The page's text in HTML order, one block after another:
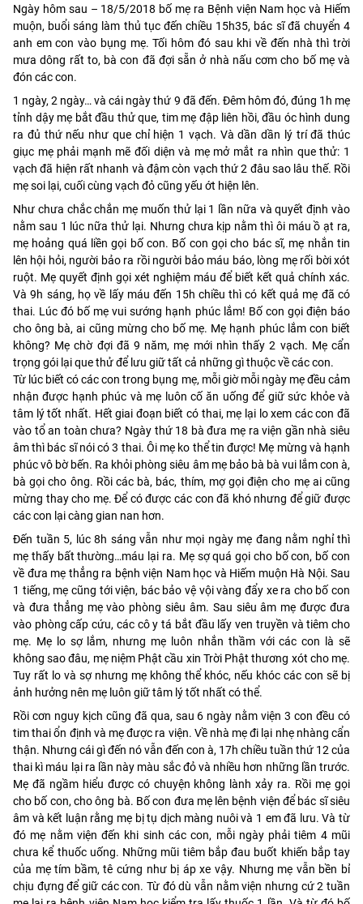
Ngày hôm sau – 18/5/2018 bố mẹ ra Bệnh viện Nam học và Hiếm
muộn, buổi sáng làm thủ tục đến chiều 15h35, bác sĩ đã chuyển 4
anh em con vào bụng mẹ. Tối hôm đó sau khi về đến nhà thì trời
mưa dông rất to, bà con đã đợi sẵn ở nhà nấu cơm cho bố mẹ và
đón các con.
1 ngày, 2 ngày… và cái ngày thứ 9 đã đến. Đêm hôm đó, đúng 1h mẹ
tỉnh dậy mẹ bắt đầu thử que, tim mẹ đập liên hồi, đầu óc hình dung
ra đủ thứ nếu như que chỉ hiện 1 vạch. Và dần dần lý trí đã thúc
giục mẹ phải mạnh mẽ đối diện và mẹ mở mắt ra nhìn que thử: 1
vạch đã hiện rất nhanh và đậm còn vạch thứ 2 đâu sao lâu thế. Rồi
mẹ soi lại, cuối cùng vạch đỏ cũng yếu ớt hiện lên.
Như chưa chắc chắn mẹ muốn thử lại 1 lần nữa và quyết định vào
nằm sau 1 lúc nữa thử lại. Nhưng chưa kịp nằm thì ôi máu ồ ạt ra,
mẹ hoảng quá liền gọi bố con. Bố con gọi cho bác sĩ, mẹ nhắn tin
lên hội hỏi, người bảo ra rồi người bảo máu báo, lòng mẹ rối bời xót
ruột. Mẹ quyết định gọi xét nghiệm máu để biết kết quả chính xác.
Và 9h sáng, họ về lấy máu đến 15h chiều thì có kết quả mẹ đã có
thai. Lúc đó bố mẹ vui sướng hạnh phúc lắm! Bố con gọi điện báo
cho ông bà, ai cũng mừng cho bố mẹ. Mẹ hạnh phúc lắm con biết
không? Mẹ chờ đợi đã 9 năm, mẹ mới nhìn thấy 2 vạch. Mẹ cẩn
trọng gói lại que thử để lưu giữ tất cả những gì thuộc về các con.
Từ lúc biết có các con trong bụng mẹ, mỗi giờ mỗi ngày mẹ đều cảm
nhận được hạnh phúc và mẹ luôn cố ăn uống để giữ sức khỏe và
tâm lý tốt nhất. Hết giai đoạn biết có thai, mẹ lại lo xem các con đã
vào tổ an toàn chưa? Ngày thứ 18 bà đưa mẹ ra viện gần nhà siêu
âm thì bác sĩ nói có 3 thai. Ôi mẹ ko thể tin được! Mẹ mừng và hạnh
phúc vô bờ bến. Ra khỏi phòng siêu âm mẹ bảo bà bà vui lắm con à,
bà gọi cho ông. Rồi các bà, bác, thím, mợ gọi điện cho mẹ ai cũng
mừng thay cho mẹ. Để có được các con đã khó nhưng để giữ được
các con lại càng gian nan hơn.
Đến tuần 5, lúc 8h sáng vẫn như mọi ngày mẹ đang nằm nghỉ thì
mẹ thấy bất thường…máu lại ra. Mẹ sợ quá gọi cho bố con, bố con
về đưa mẹ thẳng ra bệnh viện Nam học và Hiếm muộn Hà Nội. Sau
1 tiếng, mẹ cũng tới viện, bác bảo vệ vội vàng đẩy xe ra cho bố con
và đưa thẳng mẹ vào phòng siêu âm. Sau siêu âm mẹ được đưa
vào phòng cấp cứu, các cô y tá bắt đầu lấy ven truyền và tiêm cho
mẹ. Mẹ lo sợ lắm, nhưng mẹ luôn nhắn thầm với các con là sẽ
không sao đâu, mẹ niệm Phật cầu xin Trời Phật thương xót cho mẹ.
Tuy rất lo và sợ nhưng mẹ không thể khóc, nếu khóc các con sẽ bị
ảnh hưởng nên mẹ luôn giữ tâm lý tốt nhất có thể.
Rồi cơn nguy kịch cũng đã qua, sau 6 ngày nằm viện 3 con đều có
tim thai ổn định và mẹ được ra viện. Về nhà mẹ đi lại nhẹ nhàng cẩn
thận. Nhưng cái gì đến nó vẫn đến con à, 17h chiều tuần thứ 12 của
thai kì máu lại ra lần này màu sắc đỏ và nhiều hơn những lần trước.
Mẹ đã ngầm hiểu được có chuyện không lành xảy ra. Rồi mẹ gọi
cho bố con, cho ông bà. Bố con đưa mẹ lên bệnh viện để bác sĩ siêu
âm và kết luận rằng mẹ bị tụ dịch màng nuôi và 1 em đã lưu. Và từ
đó mẹ nằm viện đến khi sinh các con, mỗi ngày phải tiêm 4 mũi
chưa kể thuốc uống. Những mũi tiêm bắp đau buốt khiến bắp tay
của mẹ tím bầm, tê cứng như bị áp xe vậy. Nhưng mẹ vẫn bền bỉ
chịu đựng để giữ các con. Từ đó dù vẫn nằm viện nhưng cứ 2 tuần